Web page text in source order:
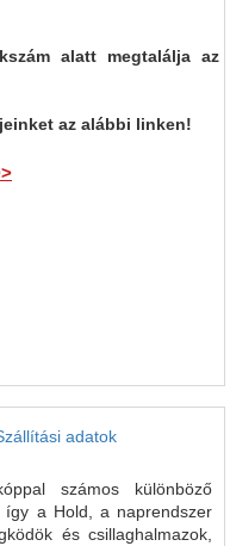
alatt megtalálja az
az alábbi linken!
adatok
számos különböző
így a Hold, a naprendszer
és csillaghalmazok,